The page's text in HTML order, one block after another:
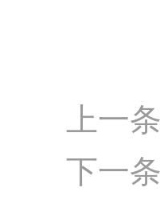
上一
下一